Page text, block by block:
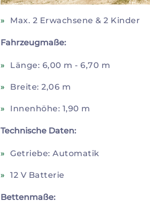
Max. 2 Erwachsene & 2 Kinder
Fahrzeugmaße:
Länge: 6,00 m - 6,70 m
Breite: 2,06 m
Innenhöhe: 1,90 m
Technische Daten:
Getriebe: Automatik
12 V Batterie
Bettenmaße: